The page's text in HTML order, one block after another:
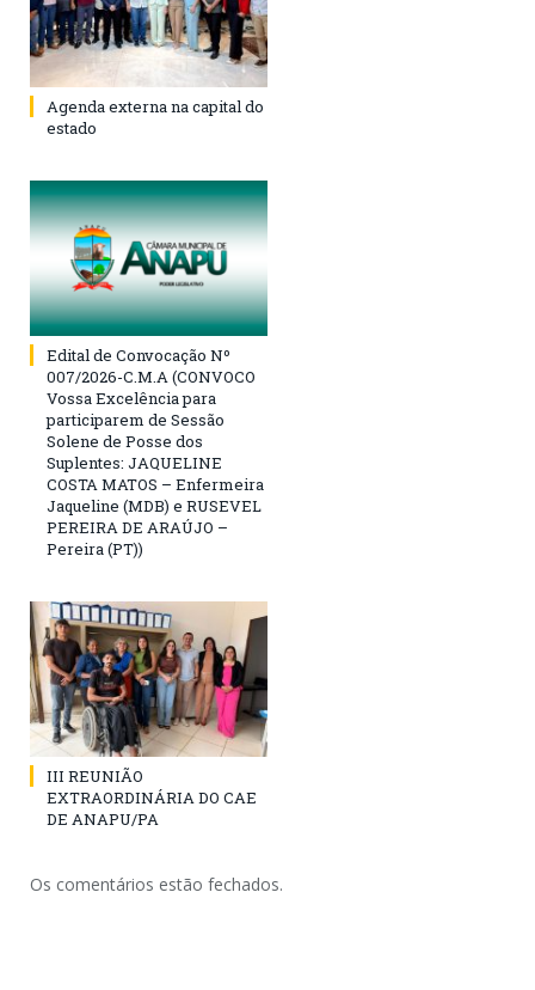
Agenda externa na capital do
estado
Edital de Convocação Nº
007/2026-C.M.A (CONVOCO
Vossa Excelência para
participarem de Sessão
Solene de Posse dos
Suplentes: JAQUELINE
COSTA MATOS – Enfermeira
Jaqueline (MDB) e RUSEVEL
PEREIRA DE ARAÚJO –
Pereira (PT))
III REUNIÃO
EXTRAORDINÁRIA DO CAE
DE ANAPU/PA
Os comentários estão fechados.